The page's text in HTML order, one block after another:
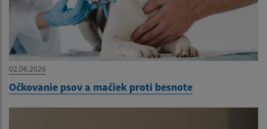
02.06.2026
Očkovanie psov a mačiek proti besnote